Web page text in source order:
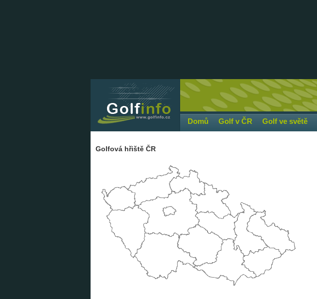
Domů Golf v ČR Golf ve světě
Golfová hřiště ČR